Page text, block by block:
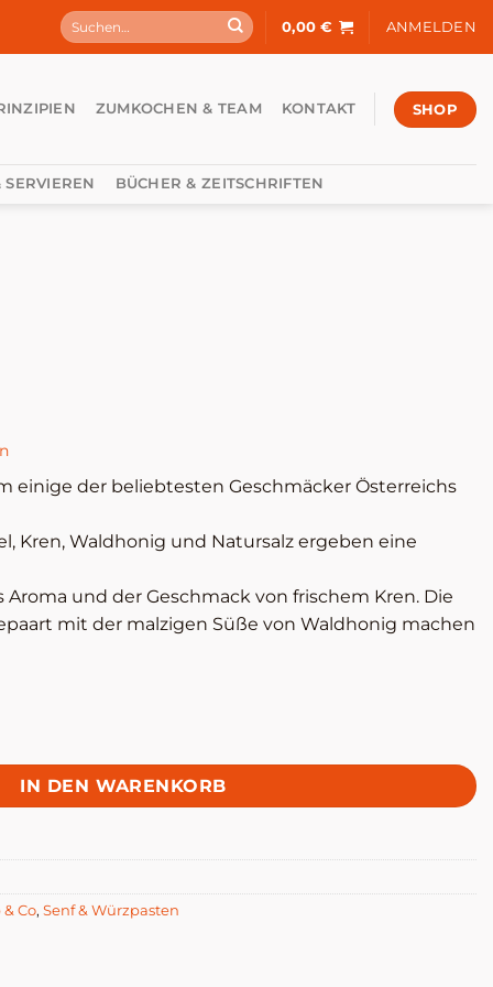
Suchen
nach:
0,00€ ANMELDEN
ZUMKOCHEN & TEAM KONTAKT SHOP
BÜCHER & ZEITSCHRIFTEN
einige der beliebtesten Geschmäcker Österreichs
Kren, Waldhonig und Natursalz ergeben eine
und der Geschmack von frischem Kren. Die
mit der malzigen Süße von Waldhonig machen
IN DEN WARENKORB
Co, Senf & Würzpasten